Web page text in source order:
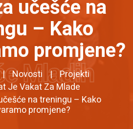
učešće na
– Kako
promjene?
Novosti
Projekti
Je Vakat Za Mlade
na treningu – Kako
promjene?
Mladih